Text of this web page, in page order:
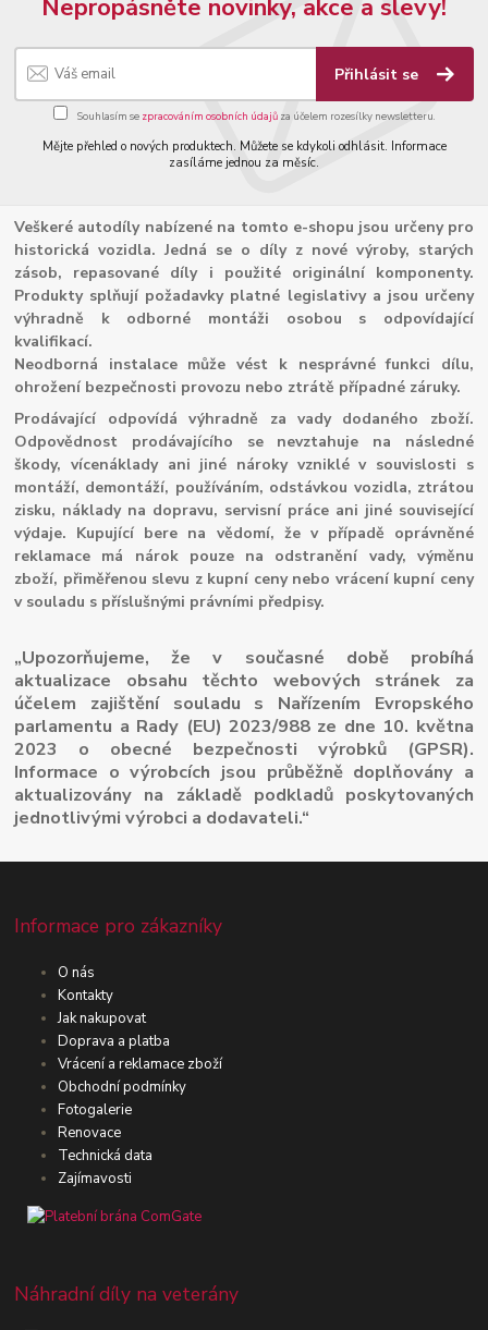
Nepropásněte novinky, akce a slevy!
Přihlásit se
Souhlasím se zpracováním osobních údajůza účelem rozesílky newsletteru.
Mějte přehled o nových produktech. Můžete se kdykoli odhlásit. Informace
zasíláme jednou za měsíc.
Veškeré autodíly nabízené na tomto e-shopu jsou určeny pro
historická vozidla. Jedná se o díly z nové výroby, starých
zásob, repasované díly i použité originální komponenty.
Produkty splňují požadavky platné legislativy a jsou určeny
výhradně k odborné montáži osobou s odpovídající
kvalifikací.
Neodborná instalace může vést k nesprávné funkci dílu,
ohrožení bezpečnosti provozu nebo ztrátě případné záruky.
Prodávající odpovídá výhradně za vady dodaného zboží.
Odpovědnost prodávajícího se nevztahuje na následné
škody, vícenáklady ani jiné nároky vzniklé v souvislosti s
montáží, demontáží, používáním, odstávkou vozidla, ztrátou
zisku, náklady na dopravu, servisní práce ani jiné související
výdaje. Kupující bere na vědomí, že v případě oprávněné
reklamace má nárok pouze na odstranění vady, výměnu
zboží, přiměřenou slevu z kupní ceny nebo vrácení kupní ceny
v souladu s příslušnými právními předpisy.
„Upozorňujeme, že v současné době probíhá
aktualizace obsahu těchto webových stránek za
účelem zajištění souladu s Nařízením Evropského
parlamentu a Rady (EU) 2023/988 ze dne 10. května
2023 o obecné bezpečnosti výrobků (GPSR).
Informace o výrobcích jsou průběžně doplňovány a
aktualizovány na základě podkladů poskytovaných
jednotlivými výrobci a dodavateli.“
Informace pro zákazníky
O nás
Kontakty
Jak nakupovat
Doprava a platba
Vrácení a reklamace zboží
Obchodní podmínky
Fotogalerie
Renovace
Technická data
Zajímavosti
Náhradní díly na veterány